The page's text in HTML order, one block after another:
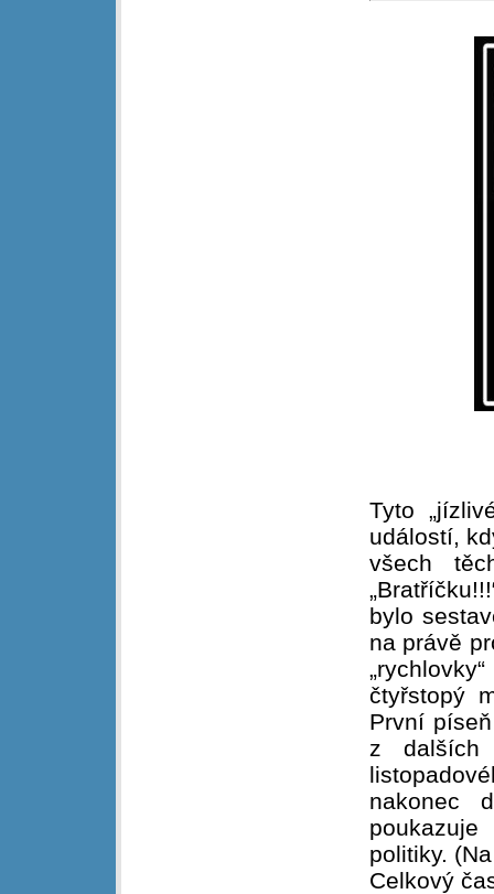
Tyto
událostí,
všech
bylo
na právě
čtyřstopý
První
z dalších
nakonec
politiky.
Celkový